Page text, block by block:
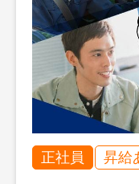
正社員 昇給